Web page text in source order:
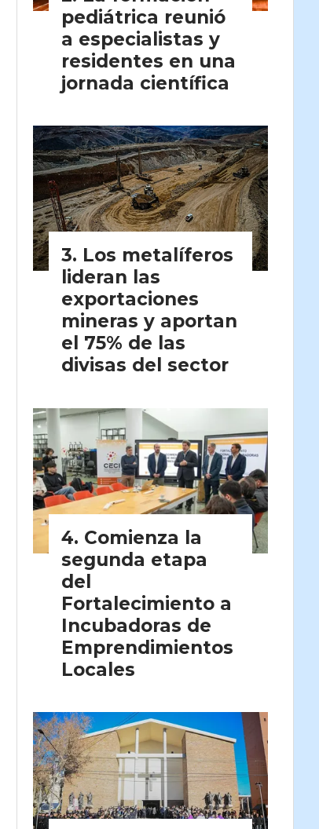
pediátrica reunió
a especialistas y
residentes en una
jornada científica
Los metalíferos
lideran las
exportaciones
mineras y aportan
el 75% de las
divisas del sector
Comienza la
segunda etapa
del
Fortalecimiento a
Incubadoras de
Emprendimientos
Locales